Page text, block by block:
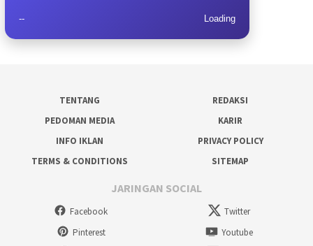
-- Loading
TENTANG
REDAKSI
PEDOMAN MEDIA
KARIR
INFO IKLAN
PRIVACY POLICY
TERMS & CONDITIONS
SITEMAP
JARINGAN SOCIAL
Facebook
Twitter
Pinterest
Youtube